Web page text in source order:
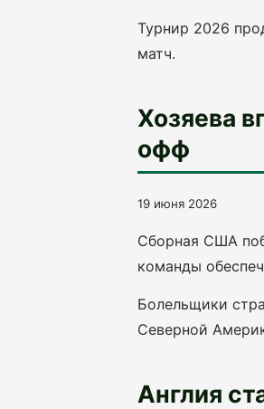
Турнир 2026
матч.
Хозяева
офф
19 июня 2026
Сборная США
команды
Болельщики
Северной
Англия